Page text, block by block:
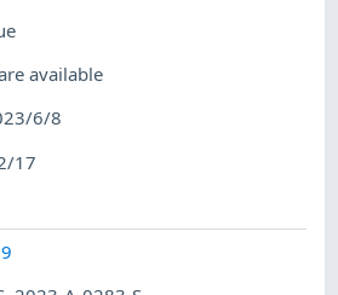
available
6/8
17